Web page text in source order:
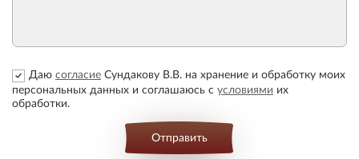
Даю согласие Сундакову В.В. на хранение и обработку моих
персональных данных и соглашаюсь с условиями их
обработки.
Отправить